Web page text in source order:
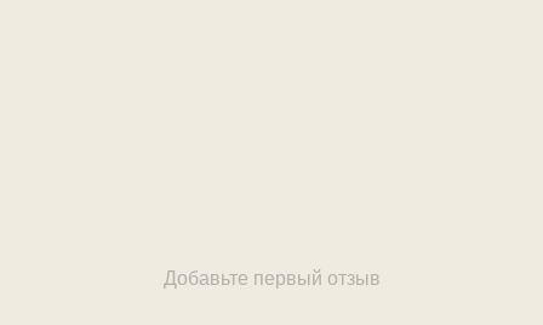
Добавьте первый отзыв